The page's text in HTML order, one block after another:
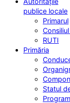
publice locale
Primarul
RUTI
Primăria
Statul